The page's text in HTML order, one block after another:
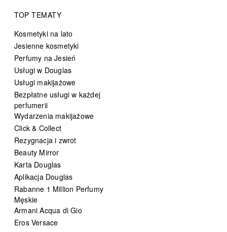
TOP TEMATY
Kosmetyki na lato
Jesienne kosmetyki
Perfumy na Jesień
Usługi w Douglas
Usługi makijażowe
Bezpłatne usługi w każdej
perfumerii
Wydarzenia makijażowe
Click & Collect
Rezygnacja i zwrot
Beauty Mirror
Karta Douglas
Aplikacja Douglas
Rabanne 1 Million Perfumy
Męskie
Armani Acqua di Gio
Eros Versace